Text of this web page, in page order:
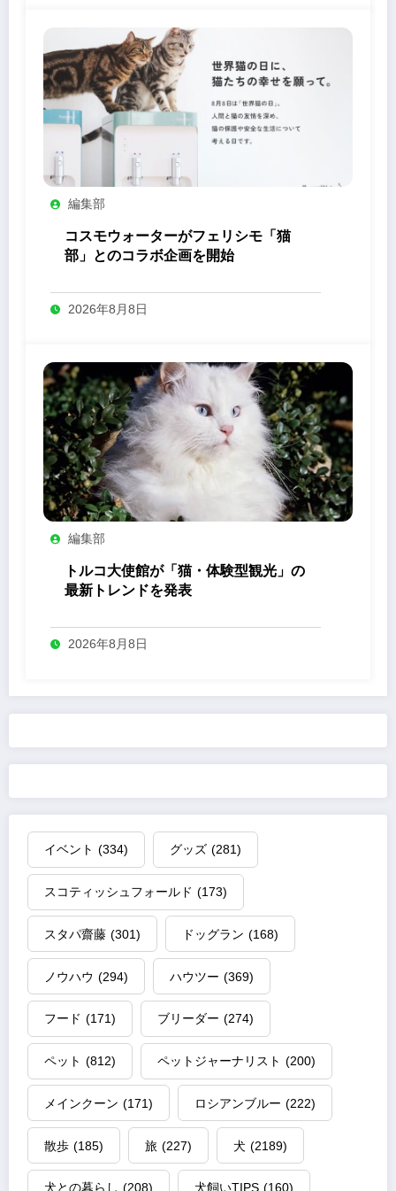
編集部
コスモウォーターがフェリシモ「猫
部」とのコラボ企画を開始
2026年8月8日
編集部
トルコ大使館が「猫・体験型観光」の
最新トレンドを発表
2026年8月8日
イベント (334) グッズ (281)
スコティッシュフォールド (173)
スタパ齋藤 (301) ドッグラン (168)
ノウハウ (294) ハウツー (369)
フード (171) ブリーダー (274)
ペット (812) ペットジャーナリスト (200)
メインクーン (171) ロシアンブルー (222)
散歩 (185) 旅 (227) 犬 (2189)
犬との暮らし (208) 犬飼いTIPS (160)